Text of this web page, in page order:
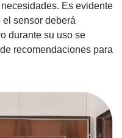
Es evidente
sensor deberá
durante su uso se
recomendaciones para